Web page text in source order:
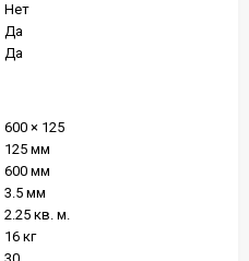
Нет
Да
Да
600 × 125
125 мм
600 мм
3.5 мм
2.25 кв. м.
16 кг